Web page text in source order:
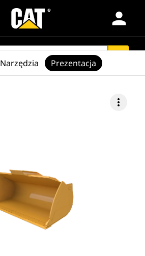
person
more_vert
Narzędzia Prezentacja